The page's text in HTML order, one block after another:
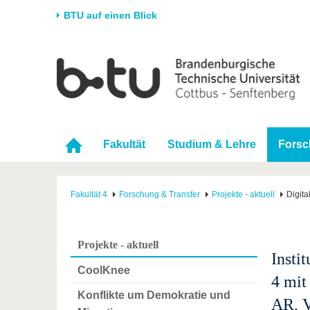
BTU auf einen Blick
Universität
Karriere & Engagement
Forschung
Förderung
Vor
Im
Fakultät Studium & Lehre
Fakultät 4 Forschung & Transfer Projekte - aktuell
Projekte - aktuell
CoolKnee
Konflikte um Demokratie und
4 mit
AR,